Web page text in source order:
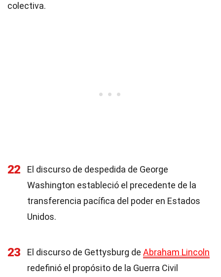
colectiva.
22
El discurso de despedida de George
Washington estableció el precedente de la
transferencia pacífica del poder en Estados
Unidos.
23 El discurso de Gettysburg de Abraham Lincoln
redefinió el propósito de la Guerra Civil